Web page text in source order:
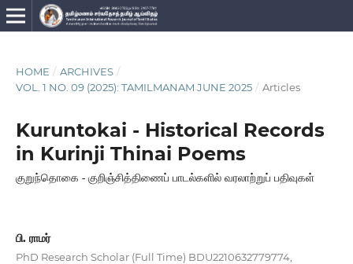
HOME / ARCHIVES /
VOL. 1 NO. 09 (2025): TAMILMANAM JUNE 2025 / Articles
Kuruntokai - Historical Records
in Kurinji Thinai Poems
குறுந்தொகை - குறிஞ்சித்திணைப் பாடல்களில் வரலாற்றுப் பதிவுகள்
பி. ராமர்
PhD Research Scholar (Full Time) BDU2210632779774,